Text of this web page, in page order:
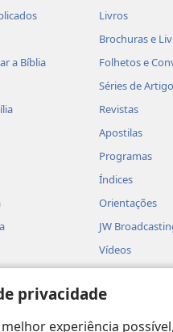
privacidade
experiência
a Bíblia
Livros
Brochuras e
Folhetos e
Séries de
Revistas
Apostilas
Programas
Índices
Orientações
JW
Vídeos
Músicas
Peças Teatrais
Leituras